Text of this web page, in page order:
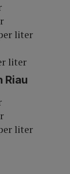
liter
liter
Riau
liter